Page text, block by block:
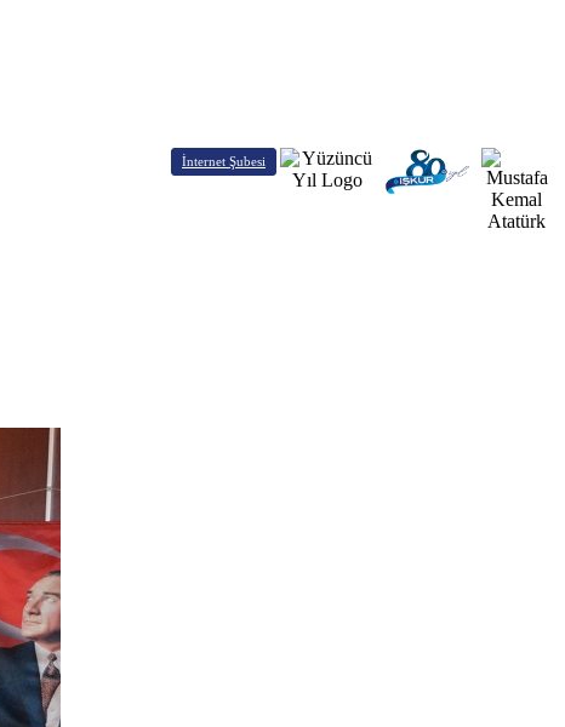
İnternet Şubesi